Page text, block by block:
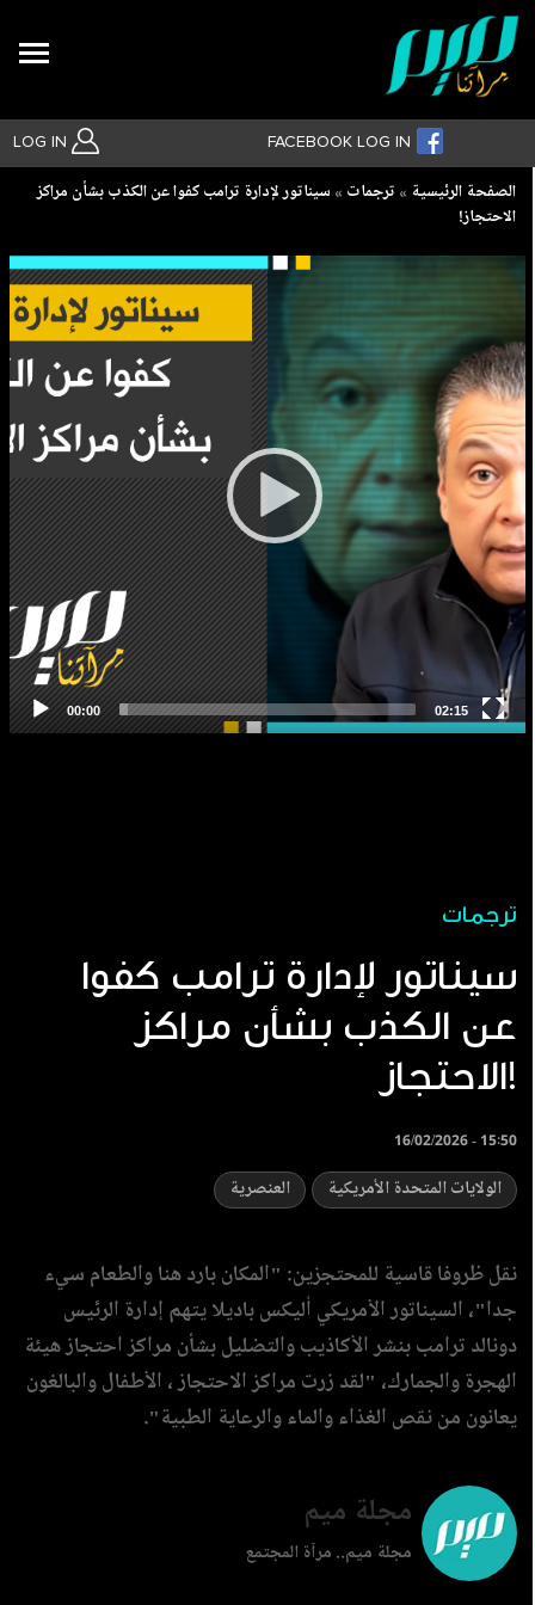
LOG IN FACEBOOK LOG IN
بحث متقدم
Breadcrumb
الصفحة الرئيسية ترجمات
سيناتور لإدارة ترامب كفوا عن الكذب بشأن مراكز
الاحتجاز!
ترجمات
سيناتور لإدارة ترامب كفوا
عن الكذب بشأن مراكز
الاحتجاز!
16/02/2026 - 15:50
الولايات المتحدة الأمريكية العنصرية
نقل ظروفا قاسية للمحتجزين: "المكان بارد هنا والطعام سيء
جدا"، السيناتور الأمريكي أليكس باديلا يتهم إدارة الرئيس
دونالد ترامب بنشر الأكاذيب والتضليل بشأن مراكز احتجاز هيئة
الهجرة والجمارك، "لقد زرت مراكز الاحتجاز ، الأطفال والبالغون
يعانون من نقص الغذاء والماء والرعاية الطبية".
مجلة ميم
مجلة ميم.. مرآة المجتمع